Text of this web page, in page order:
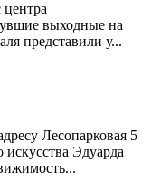
центра
выходные на
представили у...
Лесопарковая 5
Эдуарда